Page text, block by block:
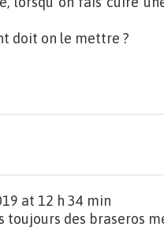
doit on le mettre ?
at 12 h 34 min
toujours des braseros